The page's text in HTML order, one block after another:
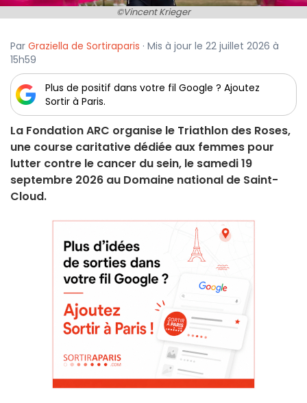
©Vincent Krieger
Par Graziella de Sortiraparis · Mis à jour le 22 juillet 2026 à
15h59
Plus de positif dans votre fil Google ? Ajoutez
Sortir à Paris.
La Fondation ARC organise le Triathlon des Roses,
une course caritative dédiée aux femmes pour
lutter contre le cancer du sein, le samedi 19
septembre 2026 au Domaine national de Saint-
Cloud.